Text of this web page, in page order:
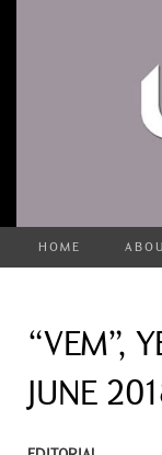
HOME
“VEM”,
JUNE